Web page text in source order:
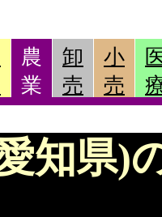
農
業
卸
売
小
売
知県)